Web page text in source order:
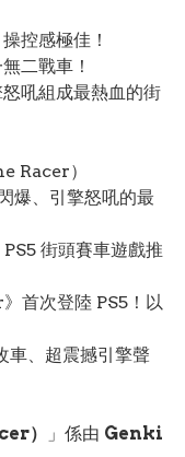
控感極佳！
二戰車！
吼組成最熱血的街
Racer）
爆、引擎怒吼的最
街頭賽車遊戲推
首次登陸 PS5！以
車、超震撼引擎聲
） 」係由 Genki